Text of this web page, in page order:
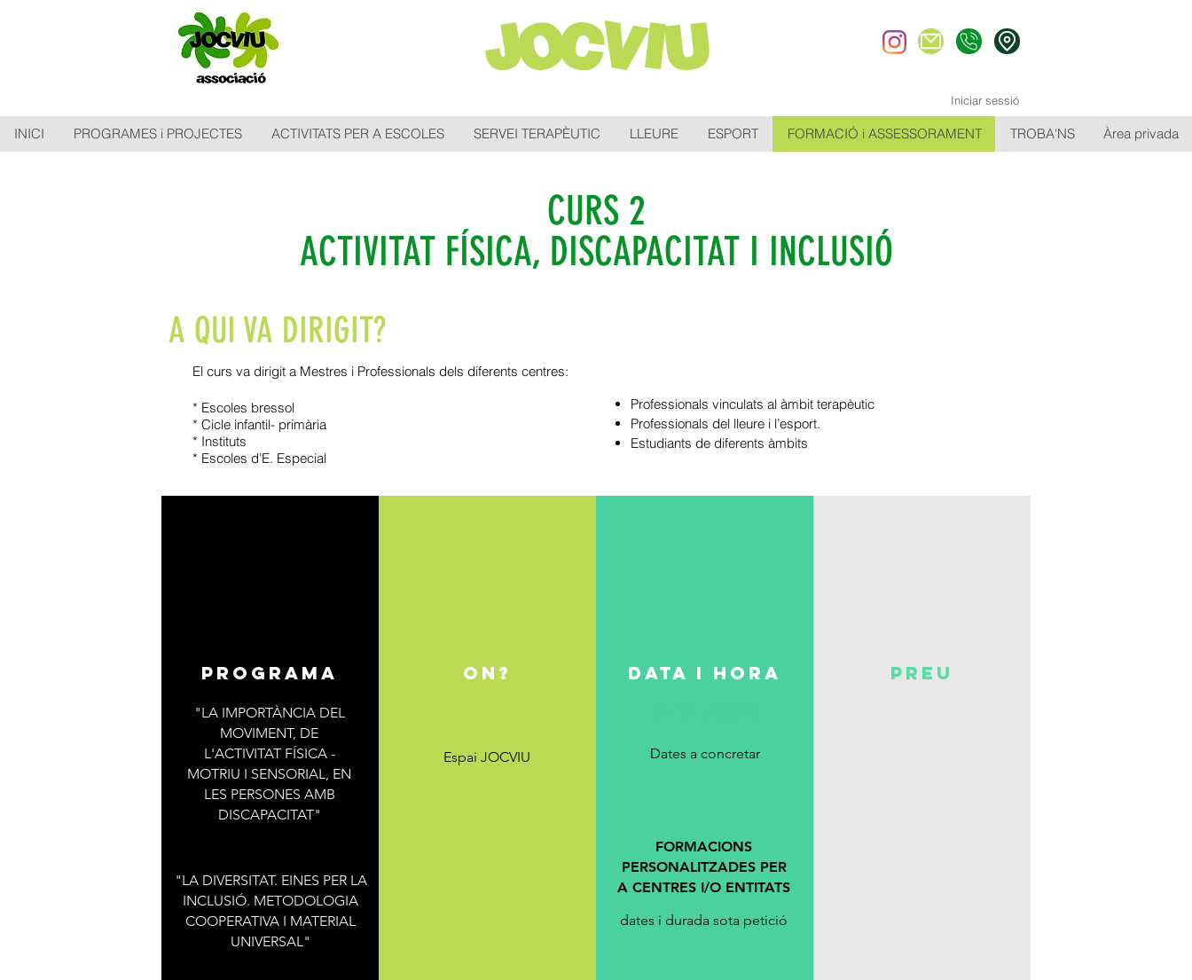
JOCVIU
Iniciar sessió
INICI PROGRAMES i PROJECTES ACTIVITATS PER A ESCOLES SERVEI TERAPÈUTIC LLEURE ESPORT FORMACIÓ i ASSESSORAMENT TROBA'NS Àrea privada
CURS 2
ACTIVITAT FÍSICA, DISCAPACITAT I INCLUSIÓ
A QUI VA DIRIGIT?
El curs va dirigit a Mestres i Professionals dels diferents centres:
* Escoles bressol
* Cicle infantil- primària
* Instituts
* Escoles d’E. Especial
Professionals vinculats al àmbit terapèutic
Professionals del lleure i l’esport.
Estudiants de diferents àmbits
programa
"LA IMPORTÀNCIA DEL
MOVIMENT, DE
L'ACTIVITAT FÍSICA -
MOTRIU I SENSORIAL, EN
LES PERSONES AMB
DISCAPACITAT"
"LA DIVERSITAT. EINES PER LA
INCLUSIÓ. METODOLOGIA
COOPERATIVA I MATERIAL
UNIVERSAL"
on?
Espai JOCVIU
DATA I HORA
Dates a concretar
FORMACIONS
PERSONALITZADES PER
A CENTRES I/O ENTITATS
dates i durada sota petició
preu